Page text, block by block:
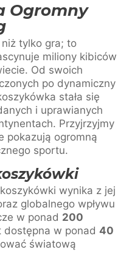
Ogromny
tylko gra; to
miliony kibiców
Od swoich
po dynamiczny
stała się
i uprawianych
Przyjrzyjmy
pokazują ogromną
sportu.
wynika z jej
globalnego wpływu
w ponad 200
dostępna w ponad 40
światową